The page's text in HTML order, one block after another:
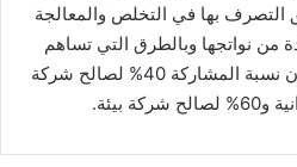
التصرف بها في التخلص والمعالجة
من نواتجها وبالطرق التي تساهم
في المحافظة على البيئة وتكون نسبة المشاركة 40% لصالح شركة
بيئة.